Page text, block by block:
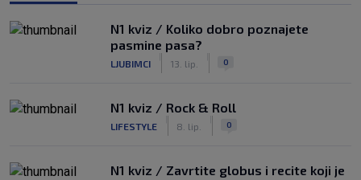
N1 kviz / Koliko dobro poznajete
pasmine pasa?
LJUBIMCI 13. lip. 0
N1 kviz / Rock & Roll
LIFESTYLE 8. lip. 0
N1 kviz / Zavrtite globus i recite koji je